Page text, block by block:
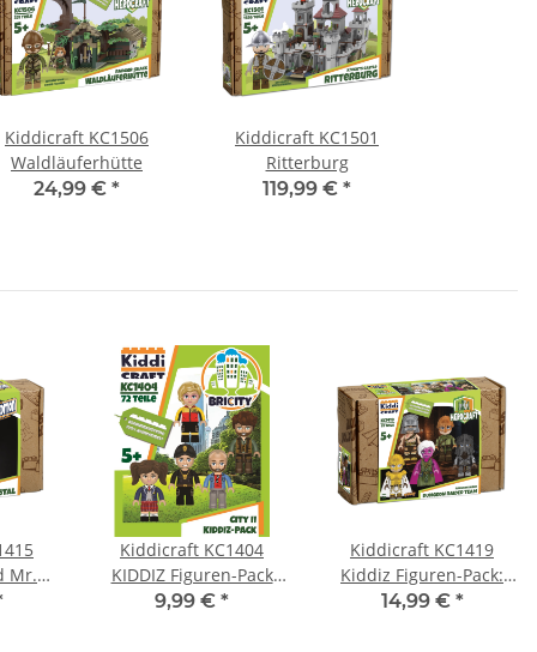
Kiddicraft KC1506
Waldläuferhütte
24,99 € *
Kiddicraft KC1501
Ritterburg
119,99 € *
Mr.
Kiddicraft KC1404
KIDDIZ Figuren-Pack
City II
9,99 € *
Kiddicraft KC1419
Kiddiz Figuren-Pack:
Dungeon Raider
14,99 € *